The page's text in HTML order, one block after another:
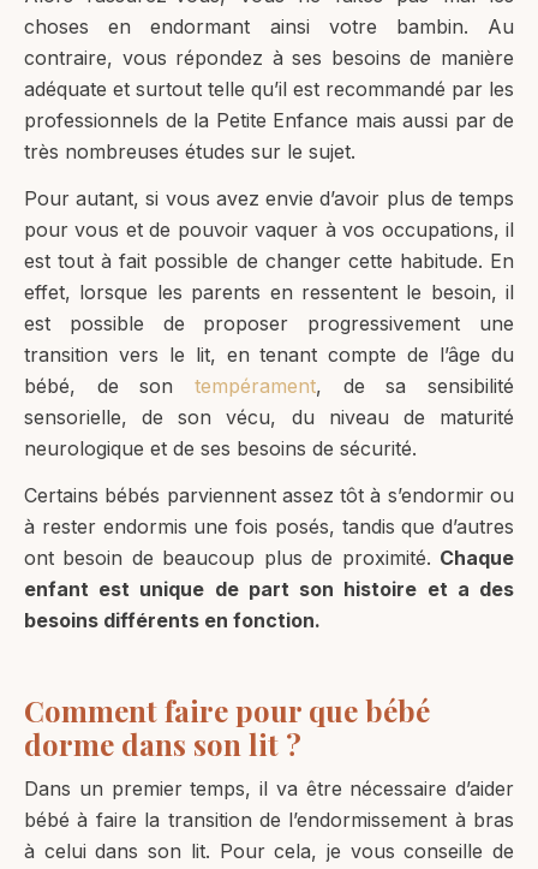
choses en endormant ainsi votre bambin. Au
contraire, vous répondez à ses besoins de manière
adéquate et surtout telle qu’il est recommandé par les
professionnels de la Petite Enfance mais aussi par de
très nombreuses études sur le sujet.
Pour autant, si vous avez envie d’avoir plus de temps
pour vous et de pouvoir vaquer à vos occupations, il
est tout à fait possible de changer cette habitude. En
effet, lorsque les parents en ressentent le besoin, il
est possible de proposer progressivement une
transition vers le lit, en tenant compte de l’âge du
bébé, de son tempérament, de sa sensibilité
sensorielle, de son vécu, du niveau de maturité
neurologique et de ses besoins de sécurité.
Certains bébés parviennent assez tôt à s’endormir ou
à rester endormis une fois posés, tandis que d’autres
ont besoin de beaucoup plus de proximité. Chaque
enfant est unique de part son histoire et a des
besoins différents en fonction.
Comment faire pour que bébé
dorme dans son lit ?
Dans un premier temps, il va être nécessaire d’aider
bébé à faire la transition de l’endormissement à bras
à celui dans son lit. Pour cela, je vous conseille de